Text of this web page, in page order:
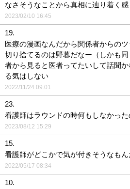
なさそうなことから真相に辿り着く感
2023/02/10 16:45
19.
医療の漫画なんだから関係者からの
切り捨てるのは野暮だなー（しかも
者から見ると医者ってたいして話聞
る気はしない
2022/11/24 09:01
23.
看護師はラウンドの時何もしなかった
2023/08/12 15:29
15.
看護師がどこかで気が付きそうなも
2022/05/17 08:34
10.